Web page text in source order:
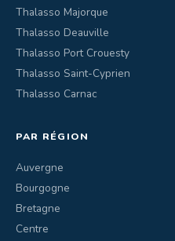
Thalasso Majorque
Thalasso Deauville
Thalasso Port Crouesty
Thalasso Saint-Cyprien
Thalasso Carnac
PAR RÉGION
Auvergne
Bourgogne
Bretagne
Centre